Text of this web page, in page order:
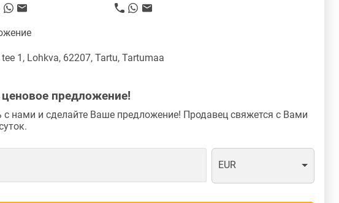
1, Lohkva, 62207, Tartu, Tartumaa
предложение!
с нами и сделайте Ваше предложение! Продавец свяжется с Вами
EUR